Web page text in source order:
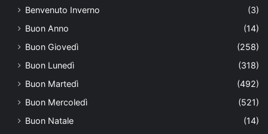
Benvenuto Inverno
(3)
Buon Anno
(14)
Buon Giovedì
(258)
Buon Lunedì
(318)
Buon Martedì
(492)
Buon Mercoledì
(521)
Buon Natale
(14)